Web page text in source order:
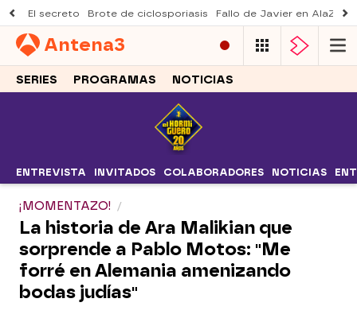
El secreto Brote de ciclosporiasis Fallo de Javier en AlaZ
Antena3
SERIES PROGRAMAS NOTICIAS
ENTREVISTA INVITADOS COLABORADORES NOTICIAS
¡MOMENTAZO!
La historia de Ara Malikian que
sorprende a Pablo Motos: "Me
forré en Alemania amenizando
bodas judías"